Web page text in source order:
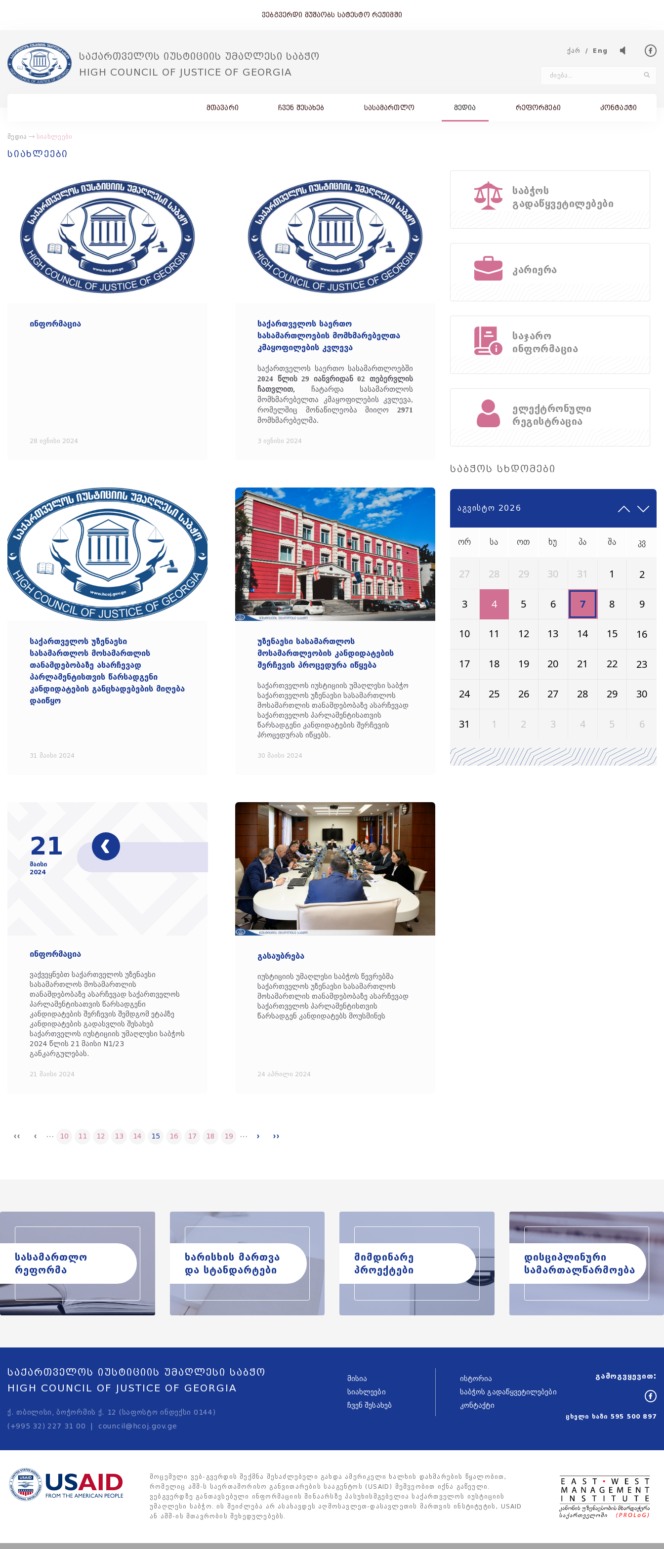
ვებგვერდი მუშაობს სატესტო რეჟიმში
საქართველოს იუსტიციის უმაღლესი საბჭო
HIGH COUNCIL OF JUSTICE OF GEORGIA
ქარ Eng
მთავარი ჩვენ შესახებ სასამართლო მედია რეფორმები კონტაქტი
მედია სიახლეები
სიახლეები
ინფორმაცია
28 ივნისი 2024
საქართველოს საერთო
სასამართლოების მომხმარებელთა
კმაყოფილების კვლევა
საქართველოს საერთო სასამართლოებში
2024 წლის 29 იანვრიდან 02 თებერვლის
ჩათვლით, ჩატარდა სასამართლოს
მომხმარებელთა კმაყოფილების კვლევა,
რომელშიც მონაწილეობა მიიღო 2971
მომხმარებელმა.
3 ივნისი 2024
საქართველოს უზენაესი
სასამართლოს მოსამართლის
თანამდებობაზე ასარჩევად
პარლამენტისთვის წარსადგენი
კანდიდატების განცხადებების მიღება
დაიწყო
31 მაისი 2024
უზენაესი სასამართლოს
მოსამართლეობის კანდიდატების
შერჩევის პროცედურა იწყება
საქართველოს იუსტიციის უმაღლესი საბჭო
საქართველოს უზენაესი სასამართლოს
მოსამართლის თანამდებობაზე ასარჩევად
საქართველოს პარლამენტისათვის
წარსადგენი კანდიდატების შერჩევის
პროცედურას იწყებს.
30 მაისი 2024
21
მაისი
2024
ინფორმაცია
ვაქვეყნებთ საქართველოს უზენაესი
სასამართლოს მოსამართლის
თანამდებობაზე ასარჩევად საქართველოს
პარლამენტისათვის წარსადგენი
კანდიდატების შერჩევის შემდგომ ეტაპზე
კანდიდატების გადასვლის შესახებ
საქართველოს იუსტიციის უმაღლესი საბჭოს
2024 წლის 21 მაისი N1/23
განკარგულებას.
21 მაისი 2024
გასაუბრება
იუსტიციის უმაღლესი საბჭოს წევრებმა
საქართველოს უზენაესი სასამართლოს
მოსამართლის თანამდებობაზე ასარჩევად
საქართველოს პარლამენტისთვის
წარსადგენ კანდიდატებს მოუსმინეს
24 აპრილი 2024
… 10 11 12 13 14 15 16 17 18 19 …
საბჭოს
გადაწყვეტილებები
კარიერა
საჯარო
ინფორმაცია
ელექტრონული
რეგისტრაცია
საბჭოს სხდომები
აგვისტო 2026
ორ სა ოთ ხუ პა შა კვ
27 28 29 30 31 1 2
3 4 5 6 7 8 9
10 11 12 13 14 15 16
17 18 19 20 21 22 23
24 25 26 27 28 29 30
31 1 2 3 4 5 6
სასამართლო
რეფორმა
ხარისხის მართვა
და სტანდარტები
მიმდინარე
პროექტები
დისციპლინური
სამართალწარმოება
საქართველოს იუსტიციის უმაღლესი საბჭო
HIGH COUNCIL OF JUSTICE OF GEORGIA
ქ. თბილისი, ბოჭორმის ქ. 12 (საფოსტო ინდექსი 0144)
(+995 32) 227 31 00
council@hcoj.gov.ge
მისია
სიახლეები
ჩვენ შესახებ
ისტორია
საბჭოს გადაწყვეტილებები
კონტაქტი
გამოგვყევით:
ცხელი ხაზი 595 500 897
მოცემული ვებ-გვერდის შექმნა შესაძლებელი გახდა ამერიკელი ხალხის დახმარების წყალობით,
რომელიც აშშ-ს საერთაშორისო განვითარების სააგენტოს (USAID) მეშვეობით იქნა გაწეული.
ვებგვერდზე განთავსებული ინფორმაციის შინაარსზე პასუხისმგებელია საქართველოს იუსტიციის
უმაღლესი საბჭო. ის შეიძლება არ ასახავდეს აღმოსავლეთ-დასავლეთის მართვის ინსტიტუტის, USAID
ან აშშ-ის მთავრობის შეხედულებებს.